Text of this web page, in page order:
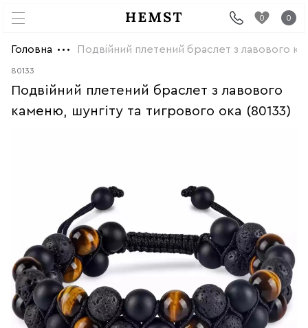
0 0
Головна Подвійний плетений браслет з лавового
80133
Подвійний плетений браслет з лавового
каменю, шунгіту та тигрового ока (80133)